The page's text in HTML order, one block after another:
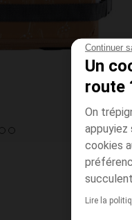
Continuer
Un
route
On
appuyiez
cookies
Lire la